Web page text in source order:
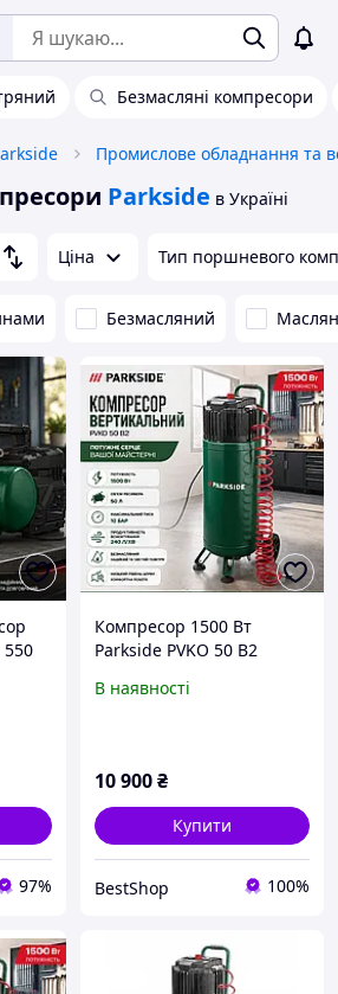
Безмасляні компресори
Parkside в Україні
Ціна Тип поршневого
Безмасляний
550
97%
Компресор 1500 Вт
Parkside PVKO 50 B2
безмасляний 50 л 10 бар
В наявності
10 900₴
Купити
BestShop 100%